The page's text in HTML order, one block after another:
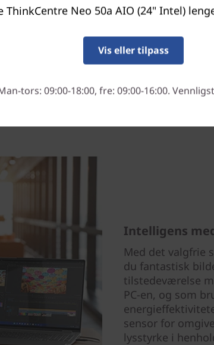
Intelligens
Med det valgfrie
du fantastisk
tilstedeværelse
PC-en, og som
sensor for
lysstyrke i
ThinkCentre Neo 50a AIO (24" Intel)
Vis eller tilpass
tors: 09:00-18:00, fre: 09:00-16:00.